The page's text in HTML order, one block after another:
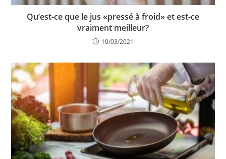
Qu’est-ce que le jus «pressé à froid» et est-ce
vraiment meilleur?
10/03/2021